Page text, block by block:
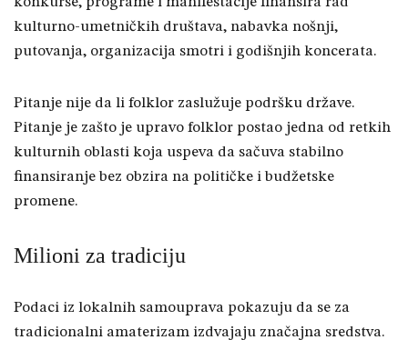
kulturno-umetničkih društava, nabavka nošnji,
putovanja, organizacija smotri i godišnjih koncerata.
Pitanje nije da li folklor zaslužuje podršku države.
Pitanje je zašto je upravo folklor postao jedna od retkih
kulturnih oblasti koja uspeva da sačuva stabilno
finansiranje bez obzira na političke i budžetske
promene.
Milioni za tradiciju
Podaci iz lokalnih samouprava pokazuju da se za
tradicionalni amaterizam izdvajaju značajna sredstva.